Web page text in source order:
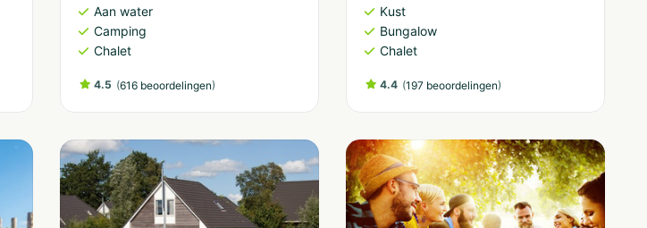
Aan water
Camping
Chalet
4.5 (616 beoordelingen)
Kust
Bungalow
Chalet
4.4 (197 beoordelingen)